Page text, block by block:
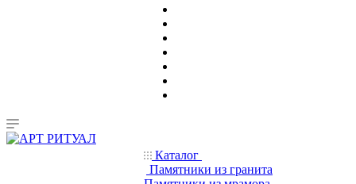
Каталог
Памятники из гранита